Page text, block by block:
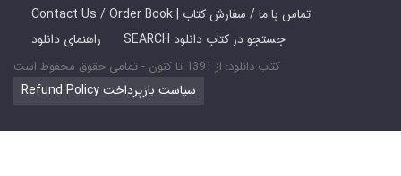
Contact Us / Order Book | تماس با ما / سفارش کتاب
راهنمای دانلود
SEARCH جستجو در کتاب دانلود
کتاب دانلود: از 1391 تا کنون - تمامی حقوق محفوظ است
Refund Policy سیاست بازپرداخت